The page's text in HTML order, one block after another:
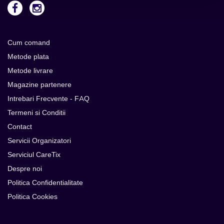
Cum comand
Metode plata
Metode livrare
Magazine partenere
Intrebari Frecvente - FAQ
Termeni si Conditii
Contact
Servicii Organizatori
Serviciul CareTix
Despre noi
Politica Confidentialitate
Politica Cookies